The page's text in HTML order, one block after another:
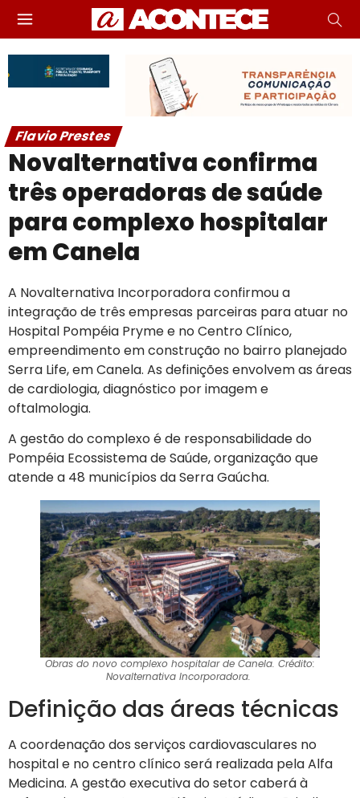
Flavio Prestes
Novalternativa confirma
três operadoras de saúde
para complexo hospitalar
em Canela
A Novalternativa Incorporadora confirmou a
integração de três empresas parceiras para atuar no
Hospital Pompéia Pryme e no Centro Clínico,
empreendimento em construção no bairro planejado
Serra Life, em Canela. As definições envolvem as áreas
de cardiologia, diagnóstico por imagem e
oftalmologia.
A gestão do complexo é de responsabilidade do
Pompéia Ecossistema de Saúde, organização que
atende a 48 municípios da Serra Gaúcha.
Obras do novo complexo hospitalar de Canela. Crédito:
Novalternativa Incorporadora.
Definição das áreas técnicas
A coordenação dos serviços cardiovasculares no
hospital e no centro clínico será realizada pela Alfa
Medicina. A gestão executiva do setor caberá à